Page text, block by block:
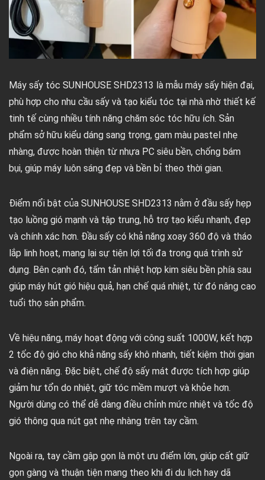
Máy sấy tóc SUNHOUSE SHD2313 là mẫu máy sấy hiện đại,
phù hợp cho nhu cầu sấy và tạo kiểu tóc tại nhà nhờ thiết kế
tinh tế cùng nhiều tính năng chăm sóc tóc hữu ích. Sản
phẩm sở hữu kiểu dáng sang trọng, gam màu pastel nhẹ
nhàng, được hoàn thiện từ nhựa PC siêu bền, chống bám
bụi, giúp máy luôn sáng đẹp và bền bỉ theo thời gian.
Điểm nổi bật của SUNHOUSE SHD2313 nằm ở đầu sấy hẹp
tạo luồng gió mạnh và tập trung, hỗ trợ tạo kiểu nhanh, đẹp
và chính xác hơn. Đầu sấy có khả năng xoay 360 độ và tháo
lắp linh hoạt, mang lại sự tiện lợi tối đa trong quá trình sử
dụng. Bên cạnh đó, tấm tản nhiệt hợp kim siêu bền phía sau
giúp máy hút gió hiệu quả, hạn chế quá nhiệt, từ đó nâng cao
tuổi thọ sản phẩm.
Về hiệu năng, máy hoạt động với công suất 1000W, kết hợp
2 tốc độ gió cho khả năng sấy khô nhanh, tiết kiệm thời gian
và điện năng. Đặc biệt, chế độ sấy mát được tích hợp giúp
giảm hư tổn do nhiệt, giữ tóc mềm mượt và khỏe hơn.
Người dùng có thể dễ dàng điều chỉnh mức nhiệt và tốc độ
gió thông qua nút gạt nhẹ nhàng trên tay cầm.
Ngoài ra, tay cầm gập gọn là một ưu điểm lớn, giúp cất giữ
gọn gàng và thuận tiện mang theo khi đi du lịch hay dã